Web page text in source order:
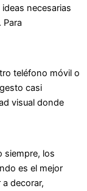
necesarias
teléfono móvil o
casi
visual donde
siempre, los
es el mejor
decorar,